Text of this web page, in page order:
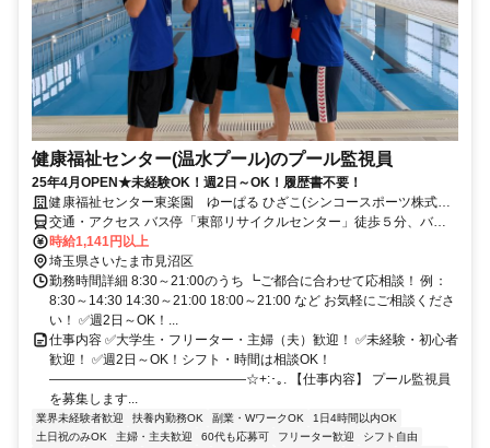
健康福祉センター(温水プール)のプール監視員
25年4月OPEN★未経験OK！週2日～OK！履歴書不要！
健康福祉センター東楽園 ゆーぱる ひざこ(シンコースポーツ株式会
社)
交通・アクセス バス停「東部リサイクルセンター」徒歩５分、バス
停「膝子」徒歩7分
時給1,141円以上
埼玉県さいたま市見沼区
勤務時間詳細 8:30～21:00のうち ┗ご都合に合わせて応相談！ 例：
8:30～14:30 14:30～21:00 18:00～21:00 など お気軽にご相談くださ
い！ ✅週2日～OK！...
仕事内容 ✅大学生・フリーター・主婦（夫）歓迎！ ✅未経験・初心者
歓迎！ ✅週2日～OK！シフト・時間は相談OK！
―――――――――――――――☆+:･｡. 【仕事内容】 プール監視員
を募集します...
業界未経験者歓迎 扶養内勤務OK 副業・WワークOK
1日4時間以内OK
土日祝のみOK
主婦・主夫歓迎 60代も応募可 フリーター歓迎
シフト自由